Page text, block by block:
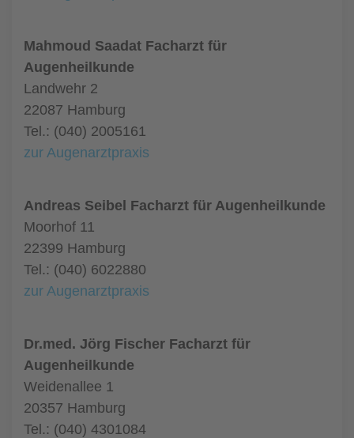
Mahmoud Saadat Facharzt für
Augenheilkunde
Landwehr 2
22087 Hamburg
Tel.: (040) 2005161
zur Augenarztpraxis
Andreas Seibel Facharzt für Augenheilkunde
Moorhof 11
22399 Hamburg
Tel.: (040) 6022880
zur Augenarztpraxis
Dr.med. Jörg Fischer Facharzt für
Augenheilkunde
Weidenallee 1
20357 Hamburg
Tel.: (040) 4301084